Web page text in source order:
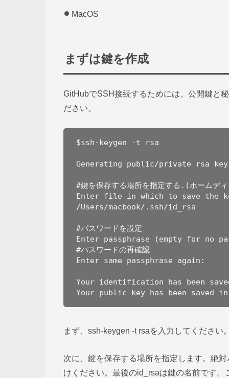
MacOS
まずは鍵を作成
GitHubでSSH接続するためには、公開鍵と
ださい。
$ssh-keygen -t rsa
Generating public/private rsa
#鍵を保存する場所を指定する.(ホーム
Enter file in which to save the
/Users/macbook/.ssh/id_rsa
#パスワードを設定
Enter passphrase (empty for no
#パスワードの再確認
Enter same passphrase again:
Your identification has been
Your public key has been saved in
まず、ssh-keygen -t rsaを入力してください
次に、鍵を保存する場所を指定します。絶
けください。最後のid_rsaは鍵の名前です